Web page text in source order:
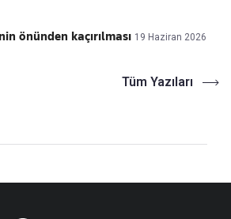
önünden kaçırılması 19 Haziran 2026
Tüm Yazıları